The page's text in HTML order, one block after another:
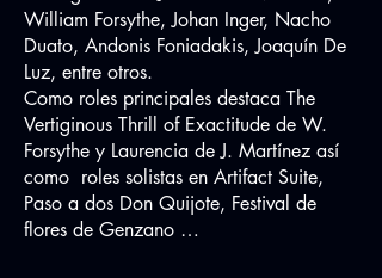
William Forsythe, Johan Inger, Nacho
Duato, Andonis Foniadakis, Joaquín De
Luz, entre otros.
Como roles principales destaca The
Vertiginous Thrill of Exactitude de W.
Forsythe y Laurencia de J. Martínez así
como roles solistas en Artifact Suite,
Paso a dos Don Quijote, Festival de
flores de Genzano …